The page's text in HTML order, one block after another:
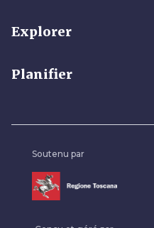
Explorer
Planifier
Soutenu par